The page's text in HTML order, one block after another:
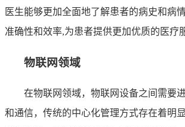
医生能够更加全面地了解患者的病史和病
准确性和效率,为患者提供更加优质的医疗
物联网领域
在物联网领域，物联网设备之间需要
和通信，传统的中心化管理方式存在着明